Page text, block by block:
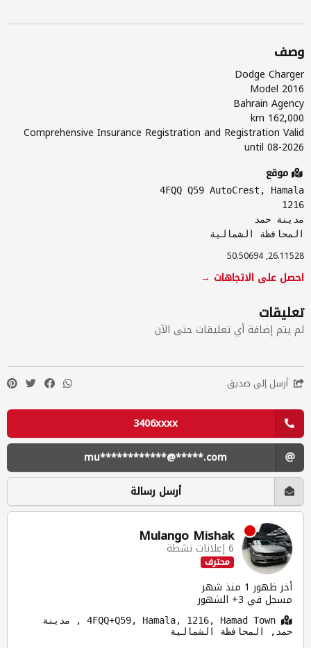
وصف
Comprehensive Insurance Registration and Registration Valid
until 08-2026
موقع
4FQQ Q59 AutoCrest, Hamala
1216
مدينة حمد
المحافظة الشمالية
26.11528, 50.50694
احصل على الاتجاهات →
تعليقات
لم يتم إضافة أي تعليقات حتى الآن
أرسل إلى صديق
3406xxxx
mu************@*****.com
أرسل رسالة
Mulango Mishak
6 إعلانات نشطة
محترف
أخر ظهور 1 منذ شهر
مسجل في 3+ الشهور
4FQQ+Q59, Hamala, 1216, Hamad Town , مدينة
حمد, المحافظة الشمالية